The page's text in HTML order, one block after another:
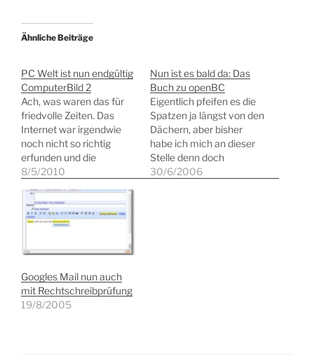
Ähnliche Beiträge
PC Welt ist nun endgültig
ComputerBild 2
Ach, was waren das für
friedvolle Zeiten. Das
Internet war irgendwie
noch nicht so richtig
erfunden und die
Zeitschrift Â«PC WeltÂ»
mit allerlei Workshops,
Listings für Batch-
Dateien oder kleinen
fundierten Tests. Dann
die friedliche Welt der IT-
Zeitschriften…
8/5/2010
Nun ist es bald da: Das
Buch zu openBC
Eigentlich pfeifen es die
Spatzen ja längst von den
Dächern, aber bisher
habe ich mich an dieser
Stelle denn doch
zurückgehalten, zu früh
30/6/2006
Googles Mail nun auch
mit Rechtschreibprüfung
19/8/2005